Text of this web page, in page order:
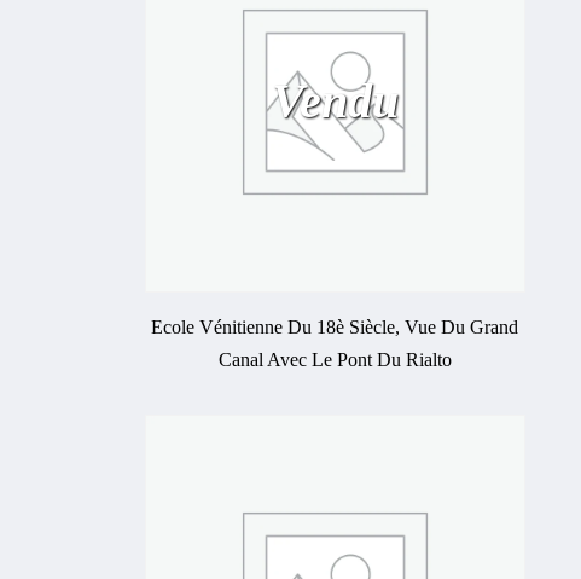
Vendu
Ecole Vénitienne Du 18è Siècle, Vue Du Grand
Canal Avec Le Pont Du Rialto